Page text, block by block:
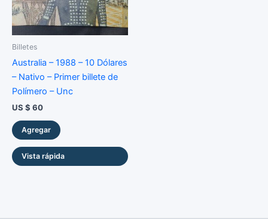
Billetes
Australia – 1988 – 10 Dólares
– Nativo – Primer billete de
Polímero – Unc
US $ 60
Agregar
Vista rápida